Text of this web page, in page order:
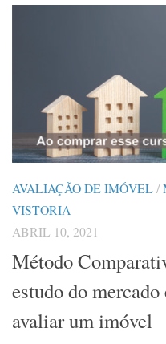
AVALIAÇÃO DE IMÓVEL/
VISTORIA
ABRIL 10, 2021
Método
estudo do
avaliar um imóvel